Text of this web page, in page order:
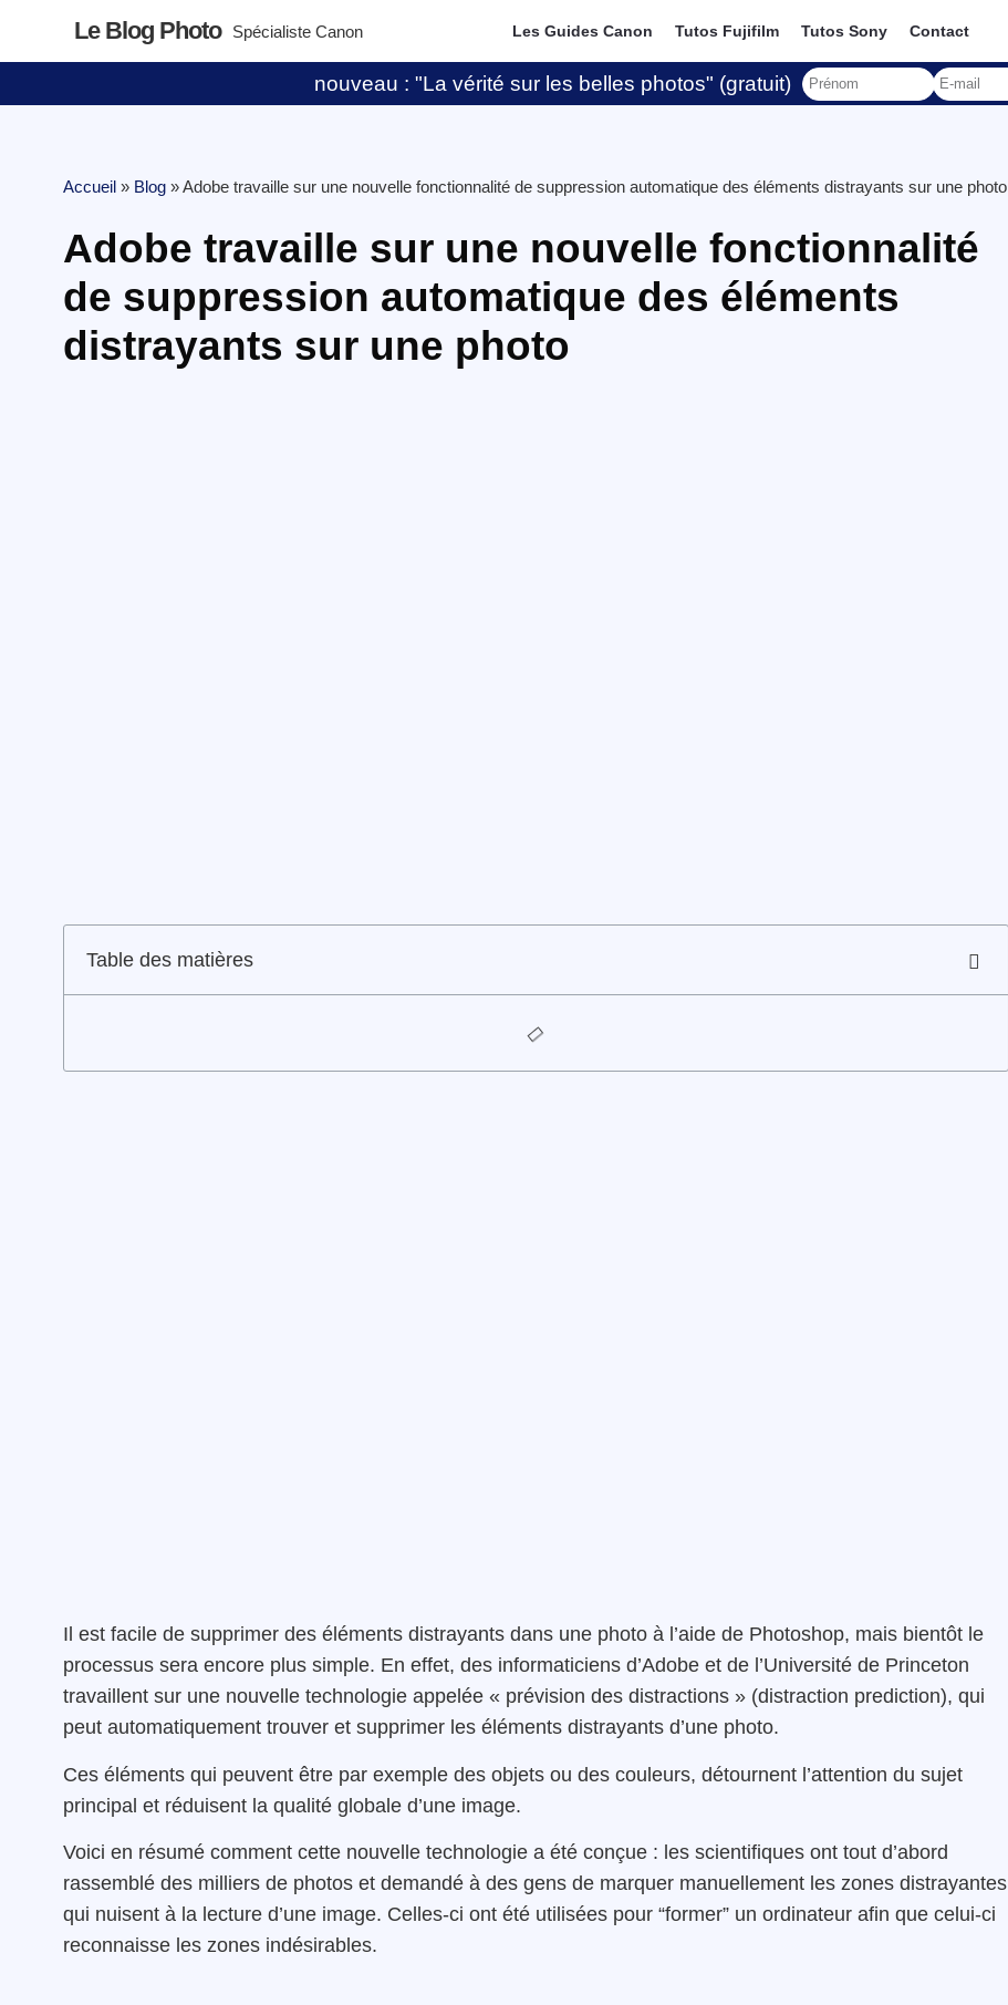
Le Blog Photo Spécialiste Canon Les Guides Canon Tutos Fujifilm Tutos Sony Contact
nouveau : "La vérité sur les belles photos" (gratuit)
Accueil » Blog »Adobe travaille sur une nouvelle fonctionnalité de suppression automatique des éléments distrayants sur une photo
Adobe travaille sur une nouvelle fonctionnalité
de suppression automatique des éléments
distrayants sur une photo
Table des matières
Il est facile de supprimer des éléments distrayants dans une photo à l’aide de Photoshop, mais bientôt le
processus sera encore plus simple. En effet, des informaticiens d’Adobe et de l’Université de Princeton
travaillent sur une nouvelle technologie appelée « prévision des distractions » (distraction prediction), qui
peut automatiquement trouver et supprimer les éléments distrayants d’une photo.
Ces éléments qui peuvent être par exemple des objets ou des couleurs, détournent l’attention du sujet
principal et réduisent la qualité globale d’une image.
Voici en résumé comment cette nouvelle technologie a été conçue : les scientifiques ont tout d’abord
rassemblé des milliers de photos et demandé à des gens de marquer manuellement les zones distrayantes
qui nuisent à la lecture d’une image. Celles-ci ont été utilisées pour “former” un ordinateur afin que celui-ci
reconnaisse les zones indésirables.